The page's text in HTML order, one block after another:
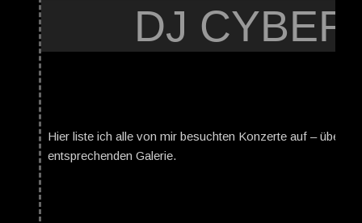
DJ
Hier liste ich alle von mir besuchten Konzerte auf – über
entsprechenden Galerie.